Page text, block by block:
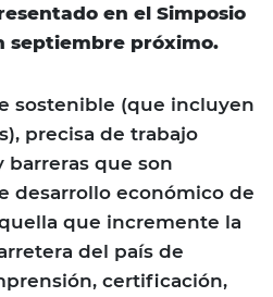
en el Simposio
septiembre próximo.
sostenible (que incluyen
precisa de trabajo
que son
desarrollo económico de
que incremente la
del país de
certificación,